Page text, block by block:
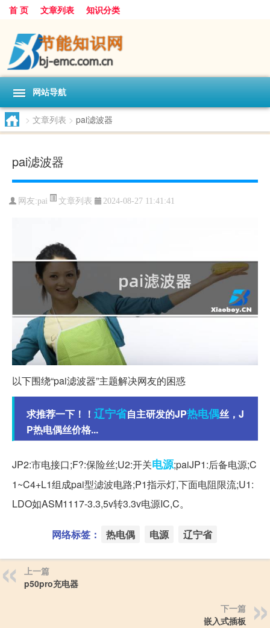
首 页 文章列表 知识分类
网站导航
> 文章列表 > pai滤波器
pai滤波器
网友:pai 文章列表 2024-08-27 11:41:41
以下围绕“pai滤波器”主题解决网友的困惑
求推荐一下！！ 辽宁省自主研发的JP热电偶丝，J
P热电偶丝价格...
JP2:市电接口;F?:保险丝;U2:开关电源;paiJP1:后备电源;C
1~C4+L1组成pai型滤波电路;P1指示灯,下面电阻限流;U1:
LDO如ASM1117-3.3,5v转3.3v电源IC,C。
网络标签： 热电偶 电源 辽宁省
上一篇
p50pro充电器
下一篇
嵌入式插板